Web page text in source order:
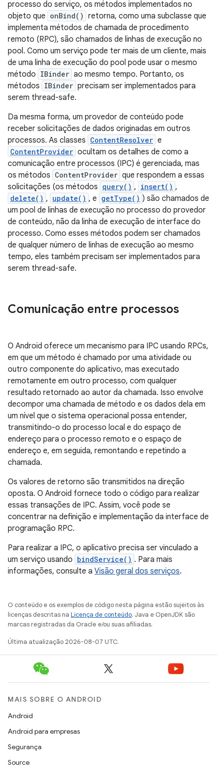
processo do serviço, os métodos implementados no
objeto que onBind() retorna, como uma subclasse que
implementa métodos de chamada de procedimento
remoto (RPC), são chamados de linhas de execução no
pool. Como um serviço pode ter mais de um cliente, mais
de uma linha de execução do pool pode usar o mesmo
método IBinder ao mesmo tempo. Portanto, os
métodos IBinder precisam ser implementados para
serem thread-safe.
Da mesma forma, um provedor de conteúdo pode
receber solicitações de dados originadas em outros
processos. As classes ContentResolver e
ContentProvider ocultam os detalhes de como a
comunicação entre processos (IPC) é gerenciada, mas
os métodos ContentProvider que respondem a essas
solicitações (os métodos query() , insert() ,
delete() , update() , e getType() ) são chamados de
um pool de linhas de execução no processo do provedor
de conteúdo, não da linha de execução de interface do
processo. Como esses métodos podem ser chamados
de qualquer número de linhas de execução ao mesmo
tempo, eles também precisam ser implementados para
serem thread-safe.
Comunicação entre processos
O Android oferece um mecanismo para IPC usando RPCs,
em que um método é chamado por uma atividade ou
outro componente do aplicativo, mas executado
remotamente em outro processo, com qualquer
resultado retornado ao autor da chamada. Isso envolve
decompor uma chamada de método e os dados dela em
um nível que o sistema operacional possa entender,
transmitindo-o do processo local e do espaço de
endereço para o processo remoto e o espaço de
endereço e, em seguida, remontando e repetindo a
chamada.
Os valores de retorno são transmitidos na direção
oposta. O Android fornece todo o código para realizar
essas transações de IPC. Assim, você pode se
concentrar na definição e implementação da interface de
programação RPC.
Para realizar a IPC, o aplicativo precisa ser vinculado a
um serviço usando bindService() . Para mais
informações, consulte a Visão geral dos serviços.
O conteúdo e os exemplos de código nesta página estão sujeitos às
licenças descritas na Licença de conteúdo. Java e OpenJDK são
marcas registradas da Oracle e/ou suas afiliadas.
Última atualização 2026-08-07 UTC.
MAIS SOBRE O ANDROID
Android
Android para empresas
Segurança
Source